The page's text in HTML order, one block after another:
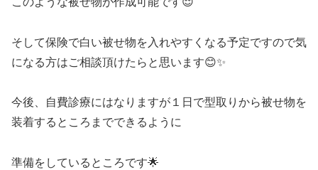
そして保険で白い被せ物を入れやすくなる予定ですので気
になる方はご相談頂けたらと思います😊✨
今後、自費診療にはなりますが１日で型取りから被せ物を
装着するところまでできるように
準備をしているところです🌟